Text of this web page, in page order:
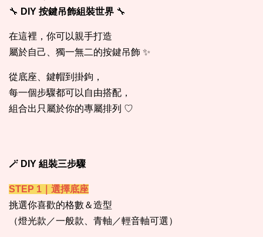
🔧 DIY 按鍵吊飾組裝世界 🔧
在這裡，你可以親手打造
屬於自己、獨一無二的按鍵吊飾 ✨
從底座、鍵帽到掛鉤，
每一個步驟都可以自由搭配，
組合出只屬於你的專屬排列 ♡
🪄 DIY 組裝三步驟
STEP 1｜選擇底座
挑選你喜歡的格數＆造型
（燈光款／一般款、青軸／輕音軸可選）